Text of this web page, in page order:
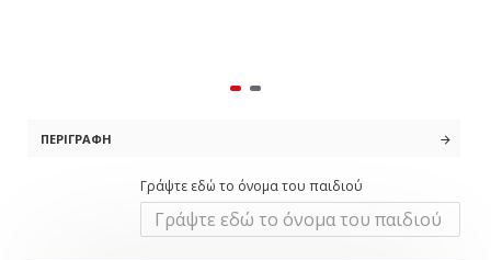
ΠΕΡΙΓΡΑΦΉ
Γράψτε εδώ το όνομα του παιδιού